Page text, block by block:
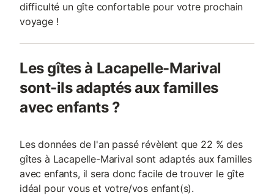
difficulté un gîte confortable pour votre prochain
voyage !
Les gîtes à Lacapelle-Marival
sont-ils adaptés aux familles
avec enfants ?
Les données de l'an passé révèlent que 22 % des
gîtes à Lacapelle-Marival sont adaptés aux familles
avec enfants, il sera donc facile de trouver le gîte
idéal pour vous et votre/vos enfant(s).